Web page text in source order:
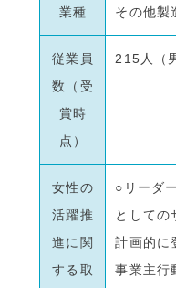
業種 その他製
従業員
数（受
賞時
点）
215人（
女性の
活躍推
進に関
する取
○リーダ
としての
計画的に
事業主行